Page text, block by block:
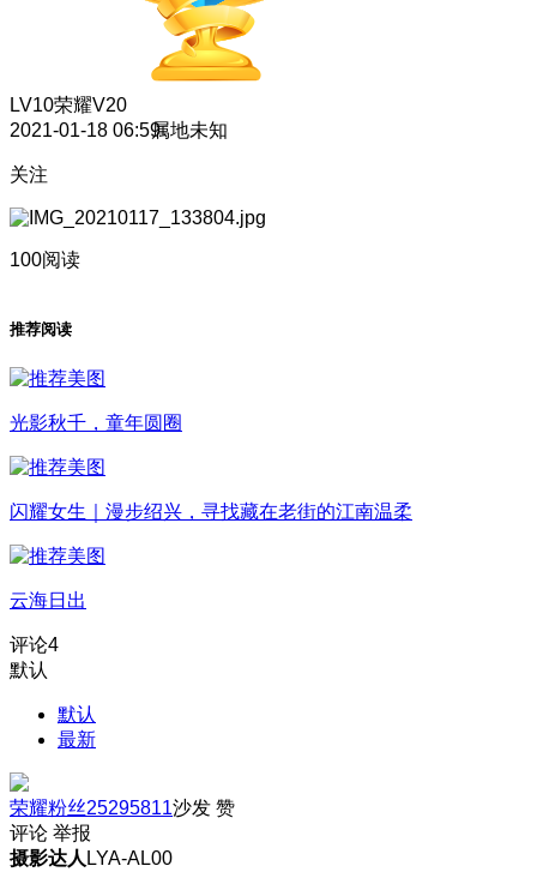
LV10荣耀V20
2021-01-18 06:59属地未知
关注
100阅读
推荐阅读
光影秋千，童年圆圈
闪耀女生｜漫步绍兴，寻找藏在老街的江南温柔
云海日出
评论4
默认
默认
最新
荣耀粉丝25295811沙发 赞
评论 举报
摄影达人 LYA-AL00